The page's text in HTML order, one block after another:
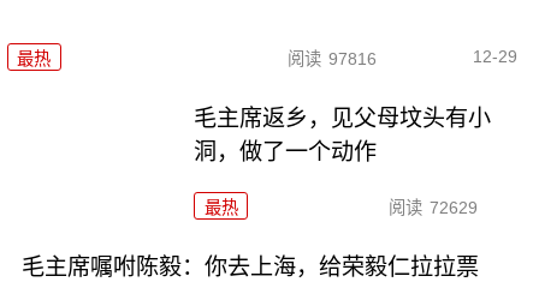
最热 阅读 97816 12-29
毛主席返乡，见父母坟头有小
洞，做了一个动作
最热 阅读 72629
毛主席嘱咐陈毅：你去上海，给荣毅仁拉拉票